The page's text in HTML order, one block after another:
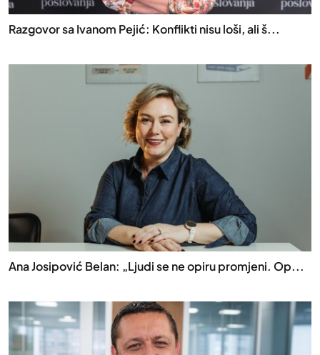
Razgovor sa Ivanom Pejić: Konflikti nisu loši, ali š...
Ana Josipović Belan: „Ljudi se ne opiru promjeni. Op...